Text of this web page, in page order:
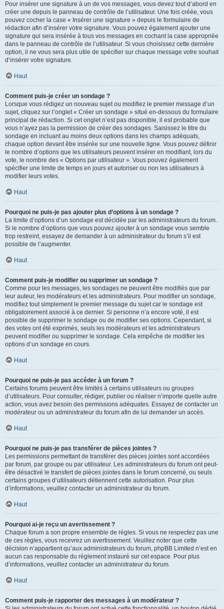
Pour insérer une signature à un de vos messages, vous devez tout d’abord en
créer une depuis le panneau de contrôle de l’utilisateur. Une fois créée, vous
pouvez cocher la case « Insérer une signature » depuis le formulaire de
rédaction afin d’insérer votre signature. Vous pouvez également ajouter une
signature qui sera insérée à tous vos messages en cochant la case appropriée
dans le panneau de contrôle de l’utilisateur. Si vous choisissez cette dernière
option, il ne vous sera plus utile de spécifier sur chaque message votre souhait
d’insérer votre signature.
Haut
Comment puis-je créer un sondage ?
Lorsque vous rédigez un nouveau sujet ou modifiez le premier message d’un
sujet, cliquez sur l’onglet « Créer un sondage » situé en-dessous du formulaire
principal de rédaction. Si cet onglet n’est pas disponible, il est probable que
vous n’ayez pas la permission de créer des sondages. Saisissez le titre du
sondage en incluant au moins deux options dans les champs adéquats,
chaque option devant être insérée sur une nouvelle ligne. Vous pouvez définir
le nombre d’options que les utilisateurs peuvent insérer en modifiant, lors du
vote, le nombre des « Options par utilisateur ». Vous pouvez également
spécifier une limite de temps en jours et autoriser ou non les utilisateurs à
modifier leurs votes.
Haut
Pourquoi ne puis-je pas ajouter plus d’options à un sondage ?
La limite d’options d’un sondage est décidée par les administrateurs du forum.
Si le nombre d’options que vous pouvez ajouter à un sondage vous semble
trop restreint, essayez de demander à un administrateur du forum s’il est
possible de l’augmenter.
Haut
Comment puis-je modifier ou supprimer un sondage ?
Comme pour les messages, les sondages ne peuvent être modifiés que par
leur auteur, les modérateurs et les administrateurs. Pour modifier un sondage,
modifiez tout simplement le premier message du sujet car le sondage est
obligatoirement associé à ce dernier. Si personne n’a encore voté, il est
possible de supprimer le sondage ou de modifier ses options. Cependant, si
des votes ont été exprimés, seuls les modérateurs et les administrateurs
peuvent modifier ou supprimer le sondage. Cela empêche de modifier les
options d’un sondage en cours.
Haut
Pourquoi ne puis-je pas accéder à un forum ?
Certains forums peuvent être limités à certains utilisateurs ou groupes
d’utilisateurs. Pour consulter, rédiger, publier ou réaliser n’importe quelle autre
action, vous avez besoin des permissions adéquates. Essayez de contacter un
modérateur ou un administrateur du forum afin de lui demander un accès.
Haut
Pourquoi ne puis-je pas transférer de pièces jointes ?
Les permissions permettant de transférer des pièces jointes sont accordées
par forum, par groupe ou par utilisateur. Les administrateurs du forum ont peut-
être désactivé le transfert de pièces jointes dans le forum concerné, ou seuls
certains groupes d’utilisateurs détiennent cette autorisation. Pour plus
d’informations, veuillez contacter un administrateur du forum.
Haut
Pourquoi ai-je reçu un avertissement ?
Chaque forum a son propre ensemble de règles. Si vous ne respectez pas une
de ces règles, vous recevrez un avertissement. Veuillez noter que cette
décision n’appartient qu’aux administrateurs du forum, phpBB Limited n’est en
aucun cas responsable du règlement instauré sur cet espace. Pour plus
d’informations, veuillez contacter un administrateur du forum.
Haut
Comment puis-je rapporter des messages à un modérateur ?